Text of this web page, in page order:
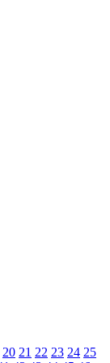
20 21 22 23 24 25